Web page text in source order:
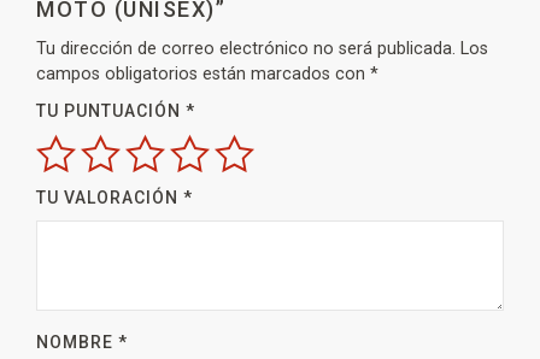
MOTO (UNISEX)”
Tu dirección de correo electrónico no será publicada. Los
campos obligatorios están marcados con *
TU PUNTUACIÓN *
TU VALORACIÓN *
NOMBRE *